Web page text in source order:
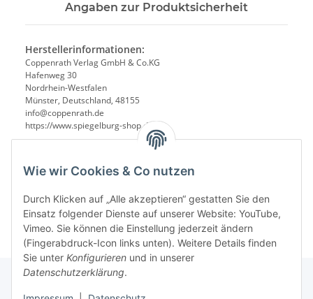
Wie wir Cookies & Co nutzen
Durch Klicken auf „Alle akzeptieren“ gestatten Sie den
Einsatz folgender Dienste auf unserer Website: YouTube,
Vimeo. Sie können die Einstellung jederzeit ändern
(Fingerabdruck-Icon links unten). Weitere Details finden
Sie unter Konfigurieren und in unserer
Datenschutzerklärung.
Angaben zur Produktsicherheit
Herstellerinformationen:
Coppenrath Verlag GmbH & Co.KG
Hafenweg 30
Nordrhein-Westfalen
Münster, Deutschland, 48155
info@coppenrath.de
https://www.spiegelburg-shop.de/